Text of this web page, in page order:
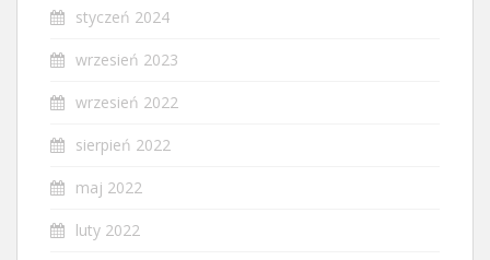
styczeń 2024
wrzesień 2023
wrzesień 2022
sierpień 2022
maj 2022
luty 2022